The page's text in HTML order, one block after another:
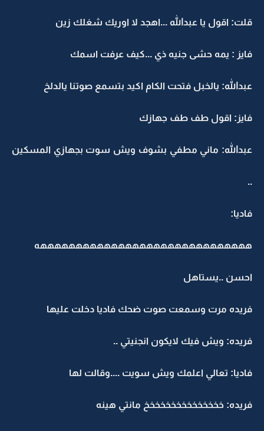
قلت: اقول يا عبدالله ...اهجد لا اوريك شغلك زين
فايز : يمه حشى جنيه ذي ...كيف عرفت اسمك
عبدالله: يالخبل فتحت الكام اكيد بتسمع صوتنا يالدلخ
فايز: اقول طف طف جهازك
عبدالله: ماني مطفي بشوف ويش سوت بجهازي المسكين
..
فاديا:
ههههههههههههههههههههههههههههههه
احسن ..يستاهل
فريده مرت وسمعت صوت ضحك فاديا دخلت عليها
فريده: ويش فيك لايكون انجنيتي ..
فاديا: تعالي اعلمك ويش سويت ....وقالت لها
فريده: خخخخخخخخخخخخخخخ مانتي هينه